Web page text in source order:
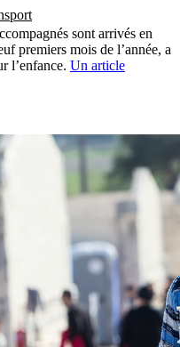
sont arrivés en
premiers mois de l’année, a
l’enfance. Un article